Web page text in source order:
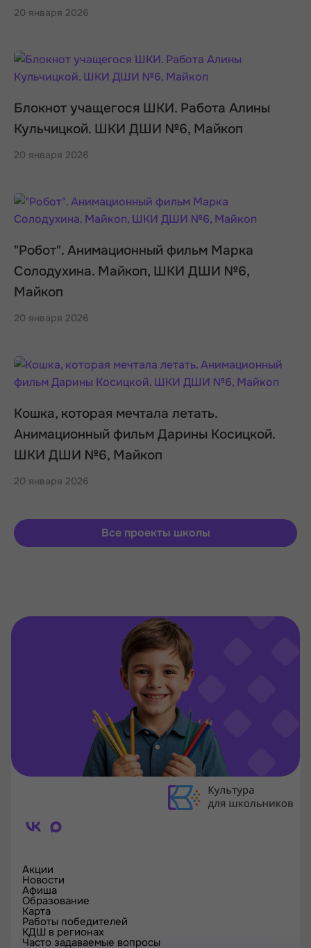
20 января 2026
Блокнот учащегося ШКИ. Работа Алины
Кульчицкой. ШКИ ДШИ №6, Майкоп
20 января 2026
"Робот". Анимационный фильм Марка
Солодухина. Майкоп, ШКИ ДШИ №6,
Майкоп
20 января 2026
Кошка, которая мечтала летать.
Анимационный фильм Дарины Косицкой.
ШКИ ДШИ №6, Майкоп
20 января 2026
Все проекты школы
Акции
Новости
Афиша
Образование
Карта
Работы победителей
КДШ в регионах
Часто задаваемые вопросы